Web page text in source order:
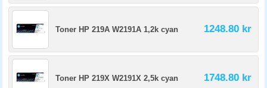
Toner HP 219A W2191A 1,2k cyan 1248.80 kr
Toner HP 219X W2191X 2,5k cyan 1748.80 kr